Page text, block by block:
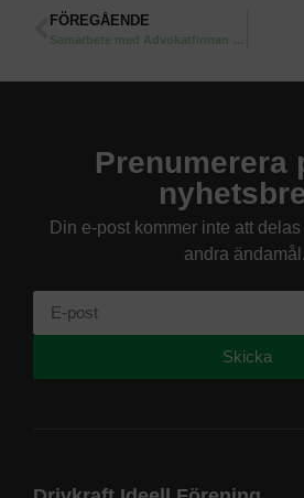
FÖREGÅENDE
Samarbete med Advokatfirman Delphi
Prenumerera
Din e-post kommer inte att
andra ändamål.
Skicka